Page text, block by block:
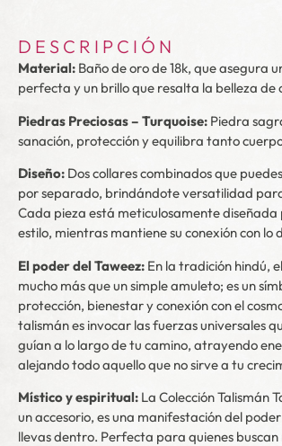
DESCRIPCIÓN
Material: Baño de oro de 18k, que asegura
perfecta y un brillo que resalta la belleza de
Piedras Preciosas – Turquoise: Piedra
sanación, protección y equilibra tanto
Diseño: Dos collares combinados que
por separado, brindándote versatilidad
Cada pieza está meticulosamente
estilo, mientras mantiene su conexión con lo
El poder del Taweez: En la tradición hindú,
mucho más que un simple amuleto; es un
protección, bienestar y conexión con el
talismán es invocar las fuerzas universales
guían a lo largo de tu camino, atrayendo
alejando todo aquello que no sirve a tu
Místico y espiritual: La Colección Talismán
un accesorio, es una manifestación del
llevas dentro. Perfecta para quienes buscan